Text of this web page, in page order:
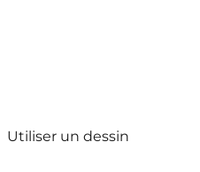
Utiliser un dessin